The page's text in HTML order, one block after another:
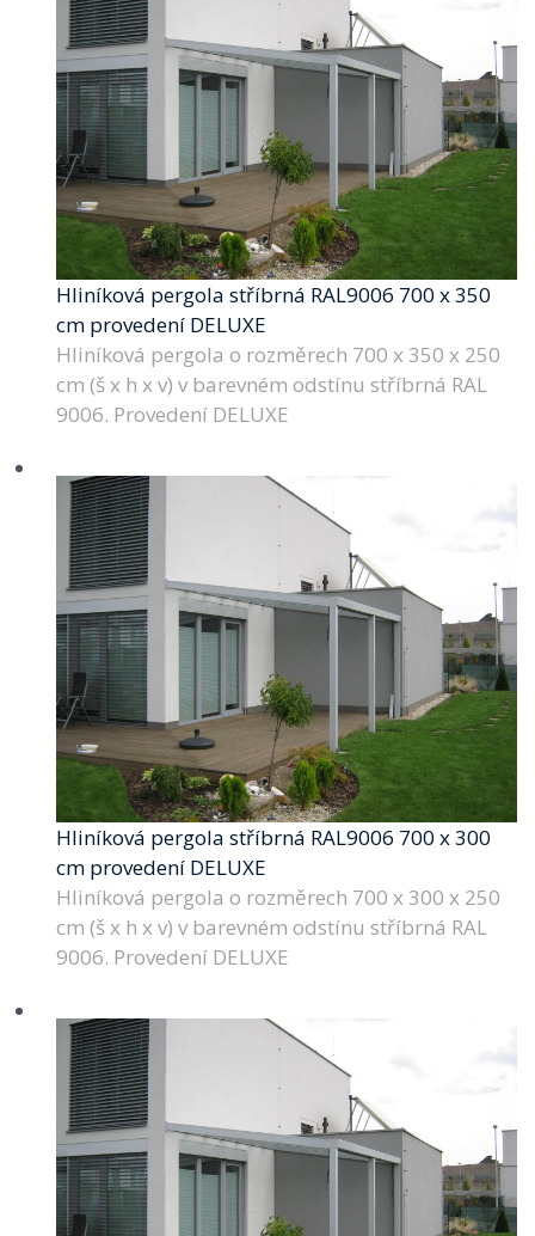
Hliníková pergola stříbrná RAL9006 700 x 350
cm provedení DELUXE
Hliníková pergola o rozměrech 700 x 350 x 250
cm (š x h x v) v barevném odstínu stříbrná RAL
9006. Provedení DELUXE
Hliníková pergola stříbrná RAL9006 700 x 300
cm provedení DELUXE
Hliníková pergola o rozměrech 700 x 300 x 250
cm (š x h x v) v barevném odstínu stříbrná RAL
9006. Provedení DELUXE